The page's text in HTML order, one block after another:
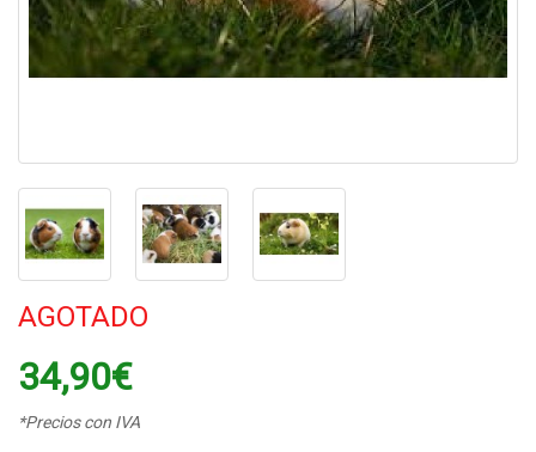
AGOTADO
34,90€
*Precios con IVA